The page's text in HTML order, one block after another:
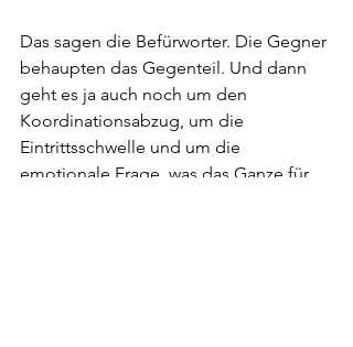
Das sagen die Befürworter. Die Gegner
behaupten das Gegenteil. Und dann
geht es ja auch noch um den
Koordinationsabzug, um die
Eintrittsschwelle und um die
emotionale Frage, was das Ganze für